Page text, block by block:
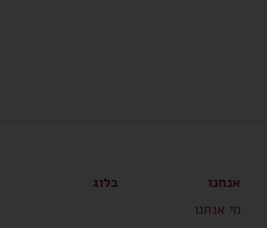
אנחנו
מי אנחנו
בלוג